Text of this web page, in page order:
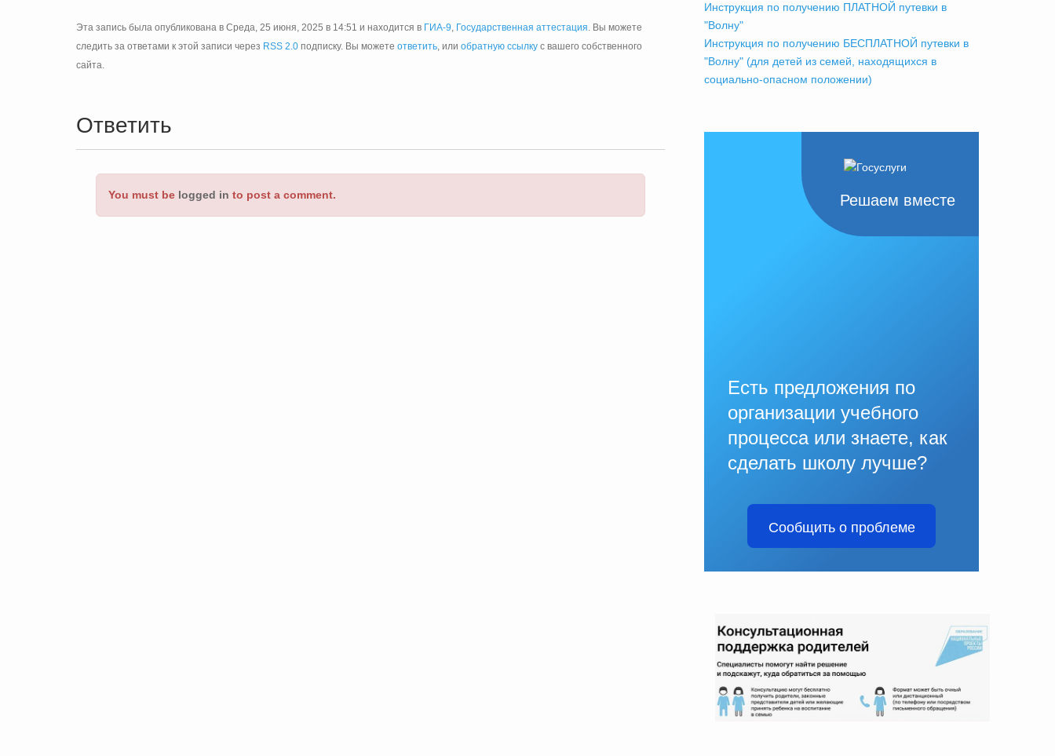
Эта запись была опубликована в Среда, 25 июня, 2025 в 14:51 и находится в ГИА-9, Государственная аттестация. Вы можете
следить за ответами к этой записи через RSS 2.0 подписку. Вы можете ответить, или обратную ссылку с вашего собственного
сайта.
Ответить
You must be logged in to post a comment.
Инструкция по получению ПЛАТНОЙ путевки в
"Волну"
Инструкция по получению БЕСПЛАТНОЙ путевки в
"Волну" (для детей из семей, находящихся в
социально-опасном положении)
Решаем вместе
Есть предложения по
организации учебного
процесса или знаете, как
сделать школу лучше?
Сообщить о проблеме